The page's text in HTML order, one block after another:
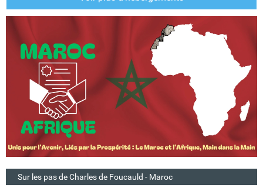
Sur les pas de Charles de Foucauld - Maroc